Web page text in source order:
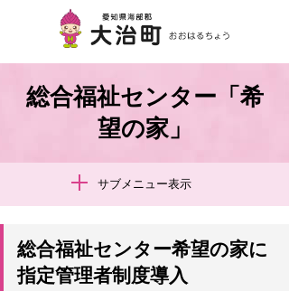
総合福祉センター「希
望の家」
サブメニュー表示
総合福祉センター希望の家に
指定管理者制度導入